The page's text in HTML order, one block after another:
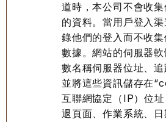
道時，本公司不會收
的資料。當用戶登入
錄他們的登入而不收
數據。網站的伺服器
數名稱伺服器位址、
並將這些資訊儲存在
互聯網協定（IP）位
退頁面、作業系統、